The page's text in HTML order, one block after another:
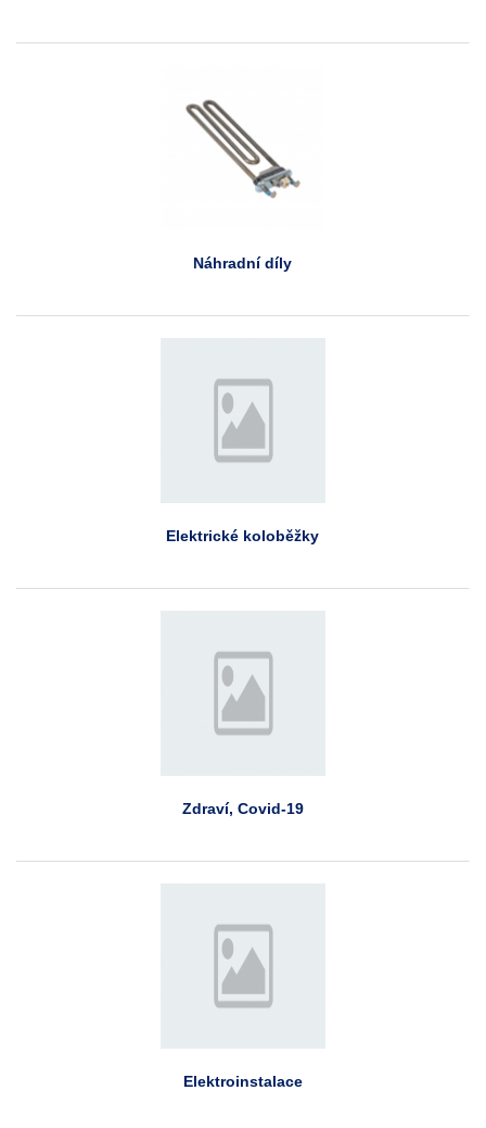
Náhradní díly
Elektrické koloběžky
Zdraví, Covid-19
Elektroinstalace